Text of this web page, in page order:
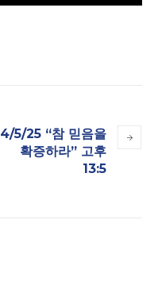
4/5/25 “참 믿음을
확증하라” 고후
13:5